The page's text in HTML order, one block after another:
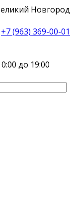
Новгород
+7 (963) 369-00-01
до 19:00